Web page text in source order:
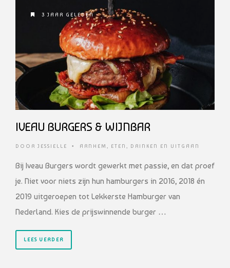
3 JAAR GELEDEN
IVEAU BURGERS & WIJNBAR
DOOR JESSIELLE • ARNHEM , ETEN, DRINKEN EN UITGAAN
Bij Iveau Burgers wordt gewerkt met passie, en dat proef
je. Niet voor niets zijn hun hamburgers in 2016, 2018 én
2019 uitgeroepen tot Lekkerste Hamburger van
Nederland. Kies de prijswinnende burger …
LEES VERDER